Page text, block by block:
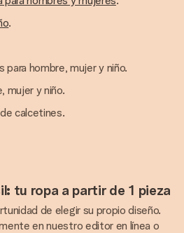
.
hombre, mujer y niño.
mujer y niño.
calcetines.
tu ropa a partir de 1 pieza
de elegir su propio diseño.
en nuestro editor en línea o